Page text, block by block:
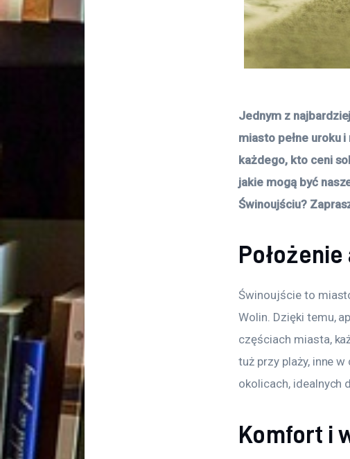
Jednym z
miasto pełne uroku
każdego, kto ceni
jakie mogą być
Świnoujściu?
Świnoujście to
Wolin. Dzięki temu,
częściach miasta,
tuż przy plaży, inne
okolicach, idealnych
Komfort i